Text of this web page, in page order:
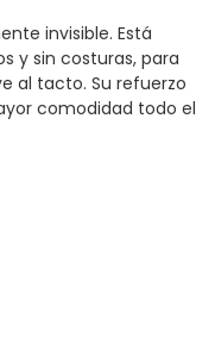
invisible. Está
y sin costuras, para
al tacto. Su refuerzo
comodidad todo el